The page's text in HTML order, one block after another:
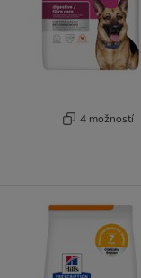
4 možností